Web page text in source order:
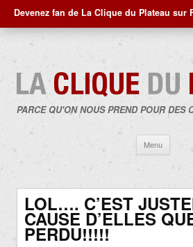
Devenez fan de La Clique du Plateau sur
PARCE QU'ON NOUS PREND POUR DES
Menu
LOL…. C’EST
CAUSE D’ELLES
PERDU!!!!!